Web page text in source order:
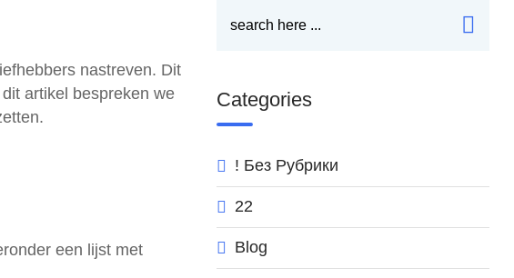
nastreven. Dit
artikel bespreken we
een lijst met
Categories
! Без Рубрики
22
Blog